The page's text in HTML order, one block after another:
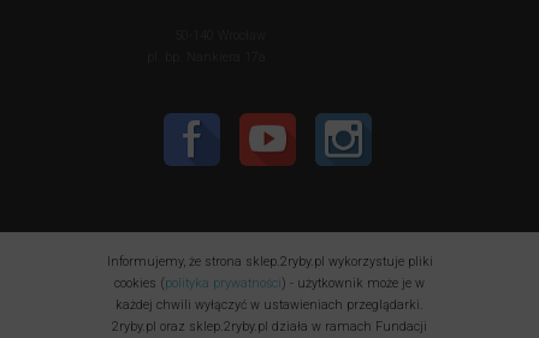
Informujemy, że strona sklep.2ryby.pl wykorzystuje pliki
cookies (polityka prywatności) - użytkownik może je w
każdej chwili wyłączyć w ustawieniach przeglądarki.
2ryby.pl oraz sklep.2ryby.pl działa w ramach Fundacji